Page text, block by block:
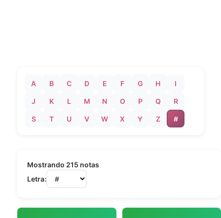
A B C D E F G H I
J K L M N O P Q R
S T U V W X Y Z #
Mostrando 215 notas
Letra: